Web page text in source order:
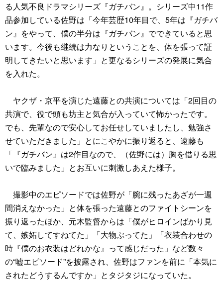
る人気不良ドラマシリーズ『ガチバン』。シリーズ中11作
品参加している佐野は「今年芸歴10年目で、5年は『ガチバ
ン』をやって、僕の半分は『ガチバン』でできていると思
います。今後も継続は力なりということを、体を張って証
明してきたいと思います」と更なるシリーズの発展に気合
を入れた。
ヤクザ・京平を演じた遠藤との共演については「2回目の
共演で、役で頭も坊主と気合が入っていて怖かったです。
でも、先輩なので安心してお任せしていましたし、勉強さ
せていただきました」とにこやかに振り返ると、遠藤も
「『ガチバン』は2作目なので、（佐野には）胸を借りる思
いで臨みました」とお互いに刺激しあえた様子。
撮影中のエピソードでは佐野が「腕に残ったあざが一週
間消えなかった」と体を張った遠藤とのファイトシーンを
振り返ったほか、元木監督からは「僕がヒロインばかり見
て、嫉妬してすねてた」「大物ぶってた」「衣装合わせの
時『僕のお衣装はどれかな』って感じだった」など数々
の“嘘エピソード”を披露され、佐野はファンを前に「本気に
されたどうするんですか」とタジタジになっていた。